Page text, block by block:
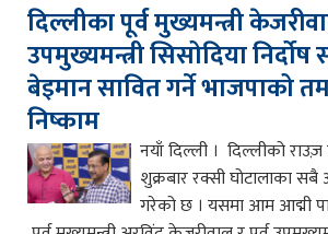
दिल्लीका पूर्व मुख्यमन्त्री
उपमुख्यमन्त्री सिसोदिया
बेइमान सावित गर्ने भाजपाको
निष्काम
नयाँ दिल्ली । दिल्लीको
शुक्रबार रक्सी घोटालाका सबै
गरेको छ । यसमा आम आद्मी